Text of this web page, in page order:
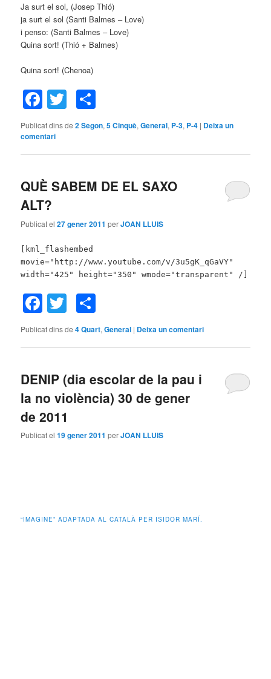
Ja surt el sol, (Josep Thió)
ja surt el sol (Santi Balmes – Love)
i penso: (Santi Balmes – Love)
Quina sort! (Thió + Balmes)
Quina sort! (Chenoa)
Facebook
Twitter
Publicat dins de 2 Segon,5 Cinquè,General, P-3, P-4 | Deixa un
comentari
QUÈ SABEM DE EL SAXO
ALT?
Publicat el27 gener 2011 perJOAN LLUIS
[kml_flashembed
movie="http://www.youtube.com/v/3u5gK_qGaVY"
width="425" height="350" wmode="transparent" /]
Facebook
Twitter
Publicat dins de 4 Quart,General | Deixa un comentari
DENIP (dia escolar de la pau i
la no violència) 30 de gener
de 2011
Publicat el19 gener 2011 perJOAN LLUIS
“IMAGINE” ADAPTADA AL CATALÀ PER ISIDOR MARÍ.